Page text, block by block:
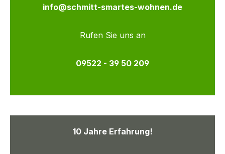
info@schmitt-smartes-wohnen.de
Rufen Sie uns an
09522 - 39 50 209
10 Jahre Erfahrung!